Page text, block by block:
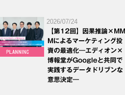
2026/07/24
【第12回】因果推論×MM
Mによるマーケティング投
資の最適化―エディオン×
博報堂がGoogleと共同で
実践するデータドリブンな
意思決定―